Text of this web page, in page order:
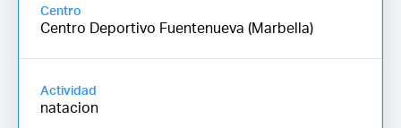
Centro
Centro Deportivo Fuentenueva (Marbella)
Actividad
natacion